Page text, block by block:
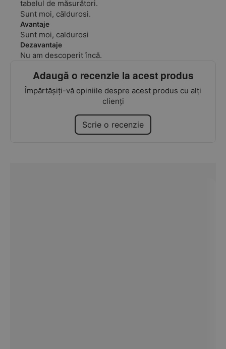
tabelul de măsurători.
Sunt moi, căldurosi.
Avantaje
Sunt moi, caldurosi
Dezavantaje
Nu am descoperit încă.
Adaugă o recenzie la acest produs
Împărtășiți-vă opiniile despre acest produs cu alți
clienți
Scrie o recenzie